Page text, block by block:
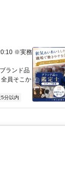
※実務
ンド品
員そこか
5分以内